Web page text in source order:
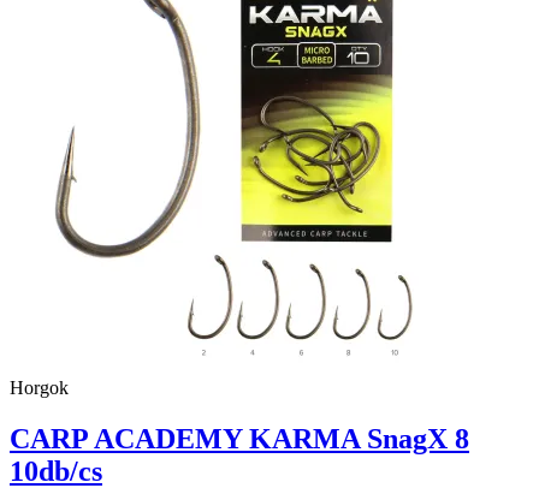
Horgok
CARP ACADEMY KARMA SnagX 8
10db/cs